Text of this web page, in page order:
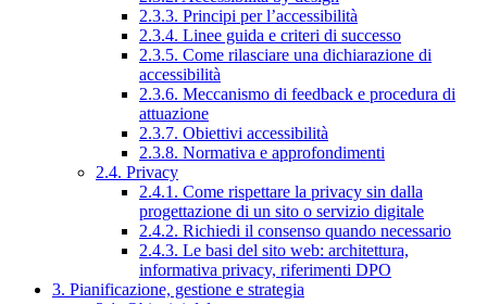
2.3.3. Principi per l’accessibilità
2.3.4. Linee guida e criteri di successo
2.3.5. Come rilasciare una dichiarazione di
accessibilità
2.3.6. Meccanismo di feedback e procedura di
attuazione
2.3.7. Obiettivi accessibilità
2.3.8. Normativa e approfondimenti
2.4. Privacy
2.4.1. Come rispettare la privacy sin dalla
progettazione di un sito o servizio digitale
2.4.2. Richiedi il consenso quando necessario
2.4.3. Le basi del sito web: architettura,
informativa privacy, riferimenti DPO
3. Pianificazione, gestione e strategia